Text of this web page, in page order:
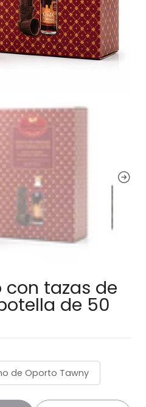
con tazas de
de 50
de Oporto Tawny